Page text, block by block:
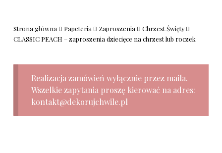
Strona główna Papeteria Zaproszenia
Chrzest Święty
CLASSIC PEACH – zaproszenia dziecięce na chrzest lub roczek
Realizacja zamówień wyłącznie przez maila.
Wszelkie zapytania proszę kierować na adres:
kontakt@dekorujchwile.pl